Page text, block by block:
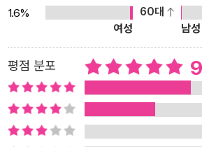
는 사뭇 독특한 면이 있으나 주제 의식 면에
작품들과 일맥상통한다. 보답 받지 못하는
가야 하는 독신 여성의 어려움, 교육 문제,
특히 루시가 겪는 갈등은 당시의 사회적 제약
의 아내로 살아가는 동시에 자유로운 삶을
는 문제를 제기한다. 이 소설의 시대적 배경
할 때 루시는 앞선 문제의식을 지닌 현대적
1.6%
60대
여성
남성
평점 분포